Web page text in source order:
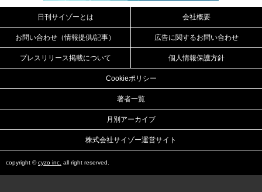
日刊サイゾーとは 会社概要
お問い合わせ（情報提供/記事） 広告に関するお問い合わせ
プレスリリース掲載について 個人情報保護方針
Cookieポリシー
著者一覧
月別アーカイブ
株式会社サイゾー運営サイト
copyright ©cyzo inc. all right reserved.